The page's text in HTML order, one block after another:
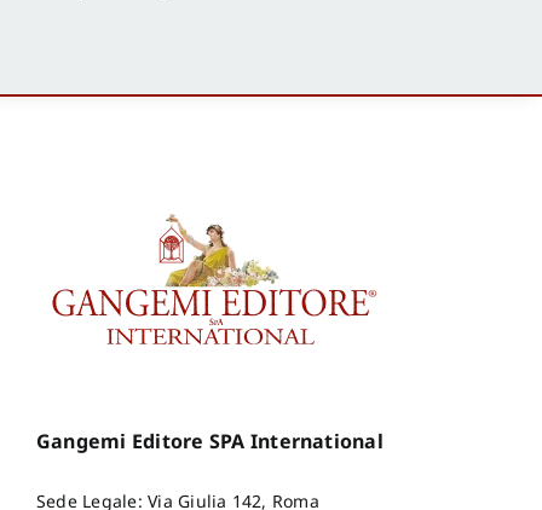
Gangemi Editore SPA International
Sede Legale: Via Giulia 142, Roma